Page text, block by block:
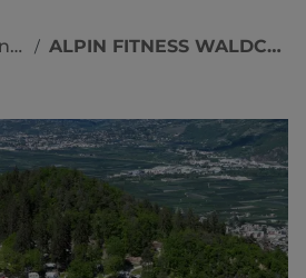
Campingplätze / ALPIN FITNESS WALDCAMPING VÖLLAN